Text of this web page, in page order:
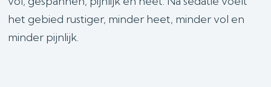
het gebied rustiger, minder heet, minder vol en
minder pijnlijk.